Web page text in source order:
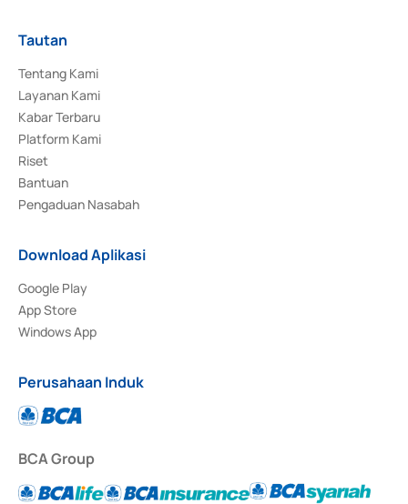
Tautan
Tentang Kami
Layanan Kami
Kabar Terbaru
Platform Kami
Riset
Bantuan
Pengaduan Nasabah
Download Aplikasi
Google Play
App Store
Windows App
Perusahaan Induk
BCA Group